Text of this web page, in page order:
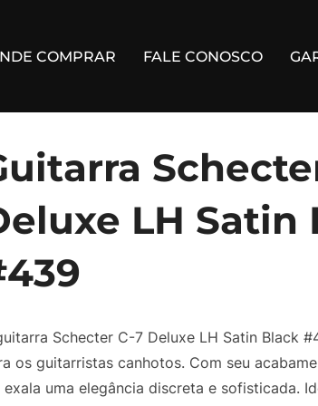
COMPRAR FALE CONOSCO
LH Satin
Schecter C-7 Deluxe LH Satin Black
os guitarristas canhotos. Com seu
exala uma elegância discreta e sofisticada.